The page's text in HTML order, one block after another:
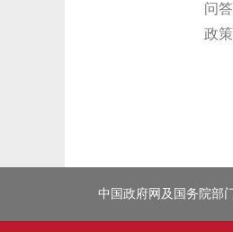
问
政
中国政府网及国务院部